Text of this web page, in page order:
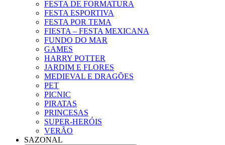
FESTA DE FORMATURA
FESTA ESPORTIVA
FESTA POR TEMA
FIESTA – FESTA MEXICANA
FUNDO DO MAR
GAMES
HARRY POTTER
JARDIM E FLORES
MEDIEVAL E DRAGÕES
PET
PICNIC
PIRATAS
PRINCESAS
SUPER-HERÓIS
VERÃO
SAZONAL